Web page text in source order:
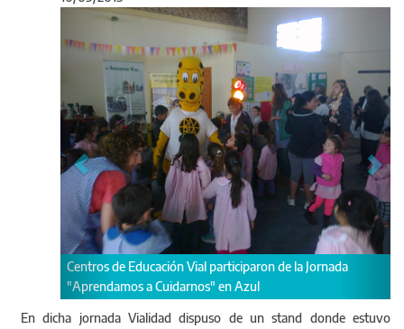
Vial participaron de la Jornada
a Cuidarnos" en Azul
Centros de Educación
Anterior
En dicha jornada Vialidad dispuso de un stand donde estuvo